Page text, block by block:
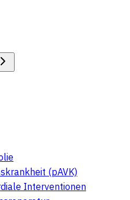
(pAVK)
Interventionen